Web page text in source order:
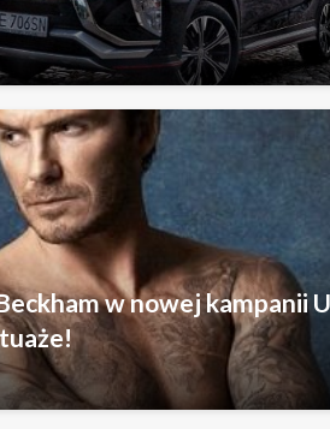
w nowej kampanii